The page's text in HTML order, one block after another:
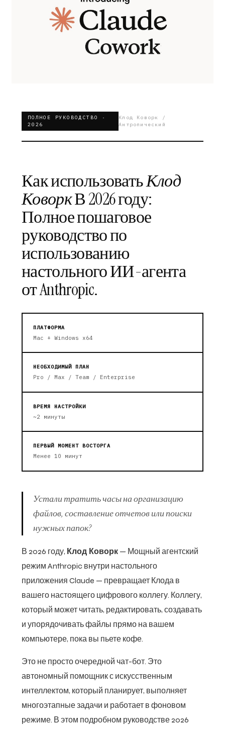
ПОЛНОЕ РУКОВОДСТВО ·
2026
Клод Коворк /
Антропический
Как использоватьКлод
КоворкВ 2026 году:
Полное пошаговое
руководство по
использованию
настольного ИИ-агента
от Anthropic.
ПЛАТФОРМА
Mac + Windows x64
НЕОБХОДИМЫЙ ПЛАН
Pro / Max / Team / Enterprise
ВРЕМЯ НАСТРОЙКИ
~2 минуты
ПЕРВЫЙ МОМЕНТ ВОСТОРГА
Менее 10 минут
Устали тратить часы на организацию
файлов, составление отчетов или поиски
нужных папок?
В 2026 году, Клод Коворк— Мощный агентский
режим Anthropic внутри настольного
приложения Claude — превращает Клода в
вашего настоящего цифрового коллегу. Коллегу,
который может читать, редактировать, создавать
и упорядочивать файлы прямо на вашем
компьютере, пока вы пьете кофе.
Это не просто очередной чат-бот. Это
автономный помощник с искусственным
интеллектом, который планирует, выполняет
многоэтапные задачи и работает в фоновом
режиме. В этом подробном руководстве 2026